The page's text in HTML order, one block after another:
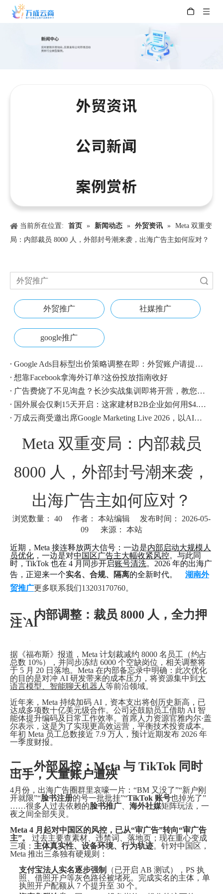
外贸资讯
公司新闻
案例赏析
当前所在位置: 首页 » 新闻动态 » 外贸资讯 » Meta 双重变
局：内部裁员 8000 人，外部封号潮来袭，出海广告主如何应对？
外贸推广 社媒推广
google推广
Google Ads目标型出价策略调整在即：外贸账户请提前校准
想靠Facebook拿海外订单?这份投放指南收好
广告费烧了不见询盘？长沙实战集训即将开营，教您SEM投放+GEO流量收割，把预算变成真订单
国外展会仅剩15天开启：这家建材B2B企业如何用$4.1撬动近500条本地经销商线索？
万成云商受邀出席Google Marketing Live 2026，以AI之力领航出海增长新浪潮
Meta 双重变局：内部裁员
8000 人，外部封号潮来袭，
出海广告主如何应对？
浏览数量： 40 作者： 本站编辑 发布时间： 2026-05-
09 来源： 本站
["wechat"]
近期，Meta 接连释放两大信号：一边是内部启动大规模人
员优化 ，一边是对中国区广告主大幅收紧风控。与此同
时，TikTok 也在 4 月同步开启账号清洗。2026 年的出海广
告，正迎来一个实名、合规、隔离的全新时代。 湖南外
贸推广更多联系我们13203170760。
一、内部调整：裁员 8000 人，全力押
注 AI
据《福布斯》报道，Meta 计划裁减约 8000 名员工（约占
总数 10%），并同步冻结 6000 个空缺岗位，相关调整将
于 5 月 20 日落地。Meta 在内部备忘录中明确：此次优化
的目的是对冲 AI 研发带来的成本压力，将资源集中到 大
语言模型、智能聊天机器人 等前沿领域。
近年来，Meta 持续加码 AI，资本支出将创历史新高，已
达成多项数十亿美元级合作。公司还鼓励员工借助 AI 智
能体提升编码及日常工作效率。首席人力资源官雅内尔·盖
尔表示，这是为了实现更高效运营，平衡技术投资成本。
年初 Meta 员工总数接近 7.9 万人，预计近期发布 2026 年
一季度财报。
二、外部风控：Meta 与 TikTok 同时
出手，大量账户遭殃
4月份，出海广告圈群里哀嚎一片：“BM 又没了”“新户刚
开就限”“脸书注册的号一批批挂”“TikTok 账号也掉光了”
……很多人过去依赖的脸书推广 海外社媒矩阵玩法，一
夜之间全部失灵。
Meta 4 月起对中国区的风控，已从“审广告”转向“审广告
主”。
过去主要查素材、违禁词、落地页；现在重心变成
三项： 主体真实性、设备环境、行为轨迹。针对中国区，
Meta 推出三条独有硬规则：
支付宝法人实名逐步强制
（已开启 AB 测试），PS 执
照、借照开户等灰色路径被堵死。完成实名的主体，单
执照开户配额从 7 个提升至 30 个。